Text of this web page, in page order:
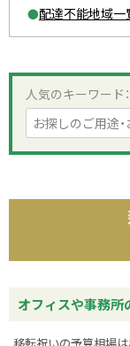
●配達不能地域一
人気のキーワード：
オフィスや事務